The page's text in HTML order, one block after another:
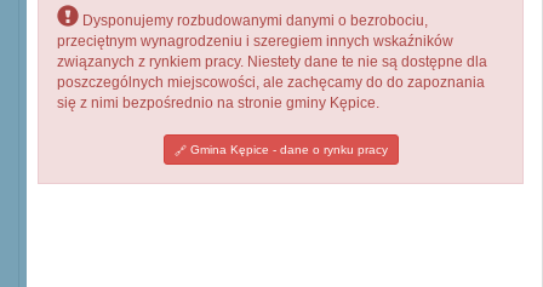
Dysponujemy rozbudowanymi danymi o bezrobociu,
przeciętnym wynagrodzeniu i szeregiem innych wskaźników
związanych z rynkiem pracy. Niestety dane te nie są dostępne dla
poszczególnych miejscowości, ale zachęcamy do do zapoznania
się z nimi bezpośrednio na stronie gminy Kępice.
Gmina Kępice - dane o rynku pracy